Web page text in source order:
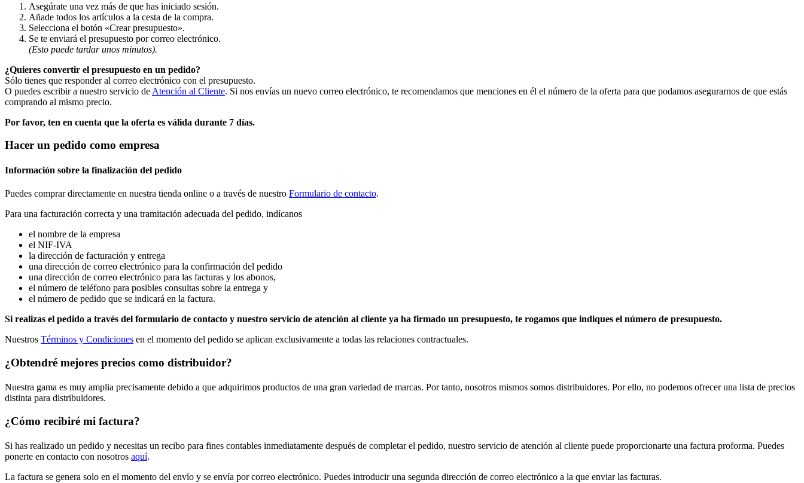
Asegúrate una vez más de que has iniciado sesión.
Añade todos los artículos a la cesta de la compra.
Selecciona el botón «Crear presupuesto».
Se te enviará el presupuesto por correo electrónico.
(Esto puede tardar unos minutos).
¿Quieres convertir el presupuesto en un pedido?
Sólo tienes que responder al correo electrónico con el presupuesto.
O puedes escribir a nuestro servicio de Atención al Cliente. Si nos envías un nuevo correo electrónico, te recomendamos que menciones en él el número de la oferta para que podamos asegurarnos de que estás
comprando al mismo precio.
Por favor, ten en cuenta que la oferta es válida durante 7 días.
Hacer un pedido como empresa
Información sobre la finalización del pedido
Puedes comprar directamente en nuestra tienda online o a través de nuestro Formulario de contacto.
Para una facturación correcta y una tramitación adecuada del pedido, indícanos
el nombre de la empresa
el NIF-IVA
la dirección de facturación y entrega
una dirección de correo electrónico para la confirmación del pedido
una dirección de correo electrónico para las facturas y los abonos,
el número de teléfono para posibles consultas sobre la entrega y
el número de pedido que se indicará en la factura.
Si realizas el pedido a través del formulario de contacto y nuestro servicio de atención al cliente ya ha firmado un presupuesto, te rogamos que indiques el número de presupuesto.
Nuestros Términos y Condiciones en el momento del pedido se aplican exclusivamente a todas las relaciones contractuales.
¿Obtendré mejores precios como distribuidor?
Nuestra gama es muy amplia precisamente debido a que adquirimos productos de una gran variedad de marcas. Por tanto, nosotros mismos somos distribuidores. Por ello, no podemos ofrecer una lista de precios
distinta para distribuidores.
¿Cómo recibiré mi factura?
Si has realizado un pedido y necesitas un recibo para fines contables inmediatamente después de completar el pedido, nuestro servicio de atención al cliente puede proporcionarte una factura proforma. Puedes
ponerte en contacto con nosotros aquí.
La factura se genera solo en el momento del envío y se envía por correo electrónico. Puedes introducir una segunda dirección de correo electrónico a la que enviar las facturas.